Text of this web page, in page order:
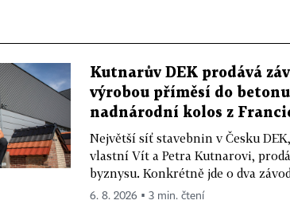
Kutnarův DEK prodává
výrobou příměsí do
nadnárodní kolos z
Největší síť stavebnin v Česku
vlastní Vít a Petra Kutnarovi,
byznysu. Konkrétně jde o dva
6. 8. 2026 ▪ 3 min. čtení